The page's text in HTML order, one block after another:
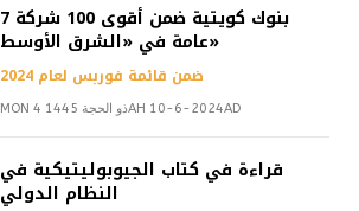
7 بنوك كويتية ضمن أقوى 100 شركة
عامة في «الشرق الأوسط»
ضمن قائمة فوربس لعام 2024
MON 4 ذو الحجة 1445AH 10-6-2024AD
قراءة في كتاب الجيوبوليتيكية في
النظام الدولي